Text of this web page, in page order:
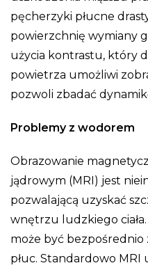
pęcherzyki płucne
powierzchnię wymiany
użycia kontrastu, który
powietrza umożliwi
pozwoli zbadać
Problemy z wodorem
Obrazowanie
jądrowym (MRI) jest
pozwalającą uzyskać
wnętrzu ludzkiego
może być bezpośrednio
płuc. Standardowo MRI